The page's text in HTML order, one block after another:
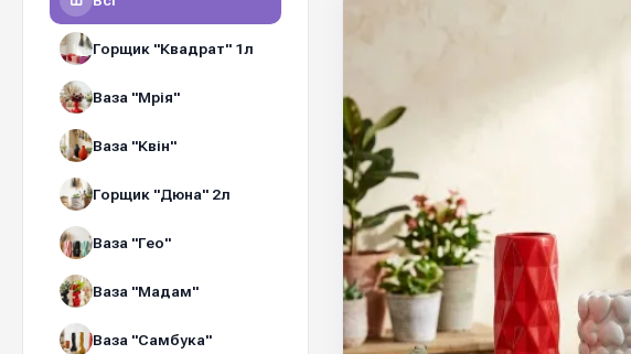
Горщик "Квадрат" 1л
Ваза "Мрія"
Ваза "Квін"
Горщик "Дюна" 2л
Ваза "Гео"
Ваза "Мадам"
Ваза "Самбука"